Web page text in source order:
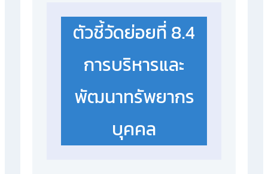
ตัวชี้วัดย่อยที่ 8.4
การบริหารและ
พัฒนาทรัพยากร
บุคคล